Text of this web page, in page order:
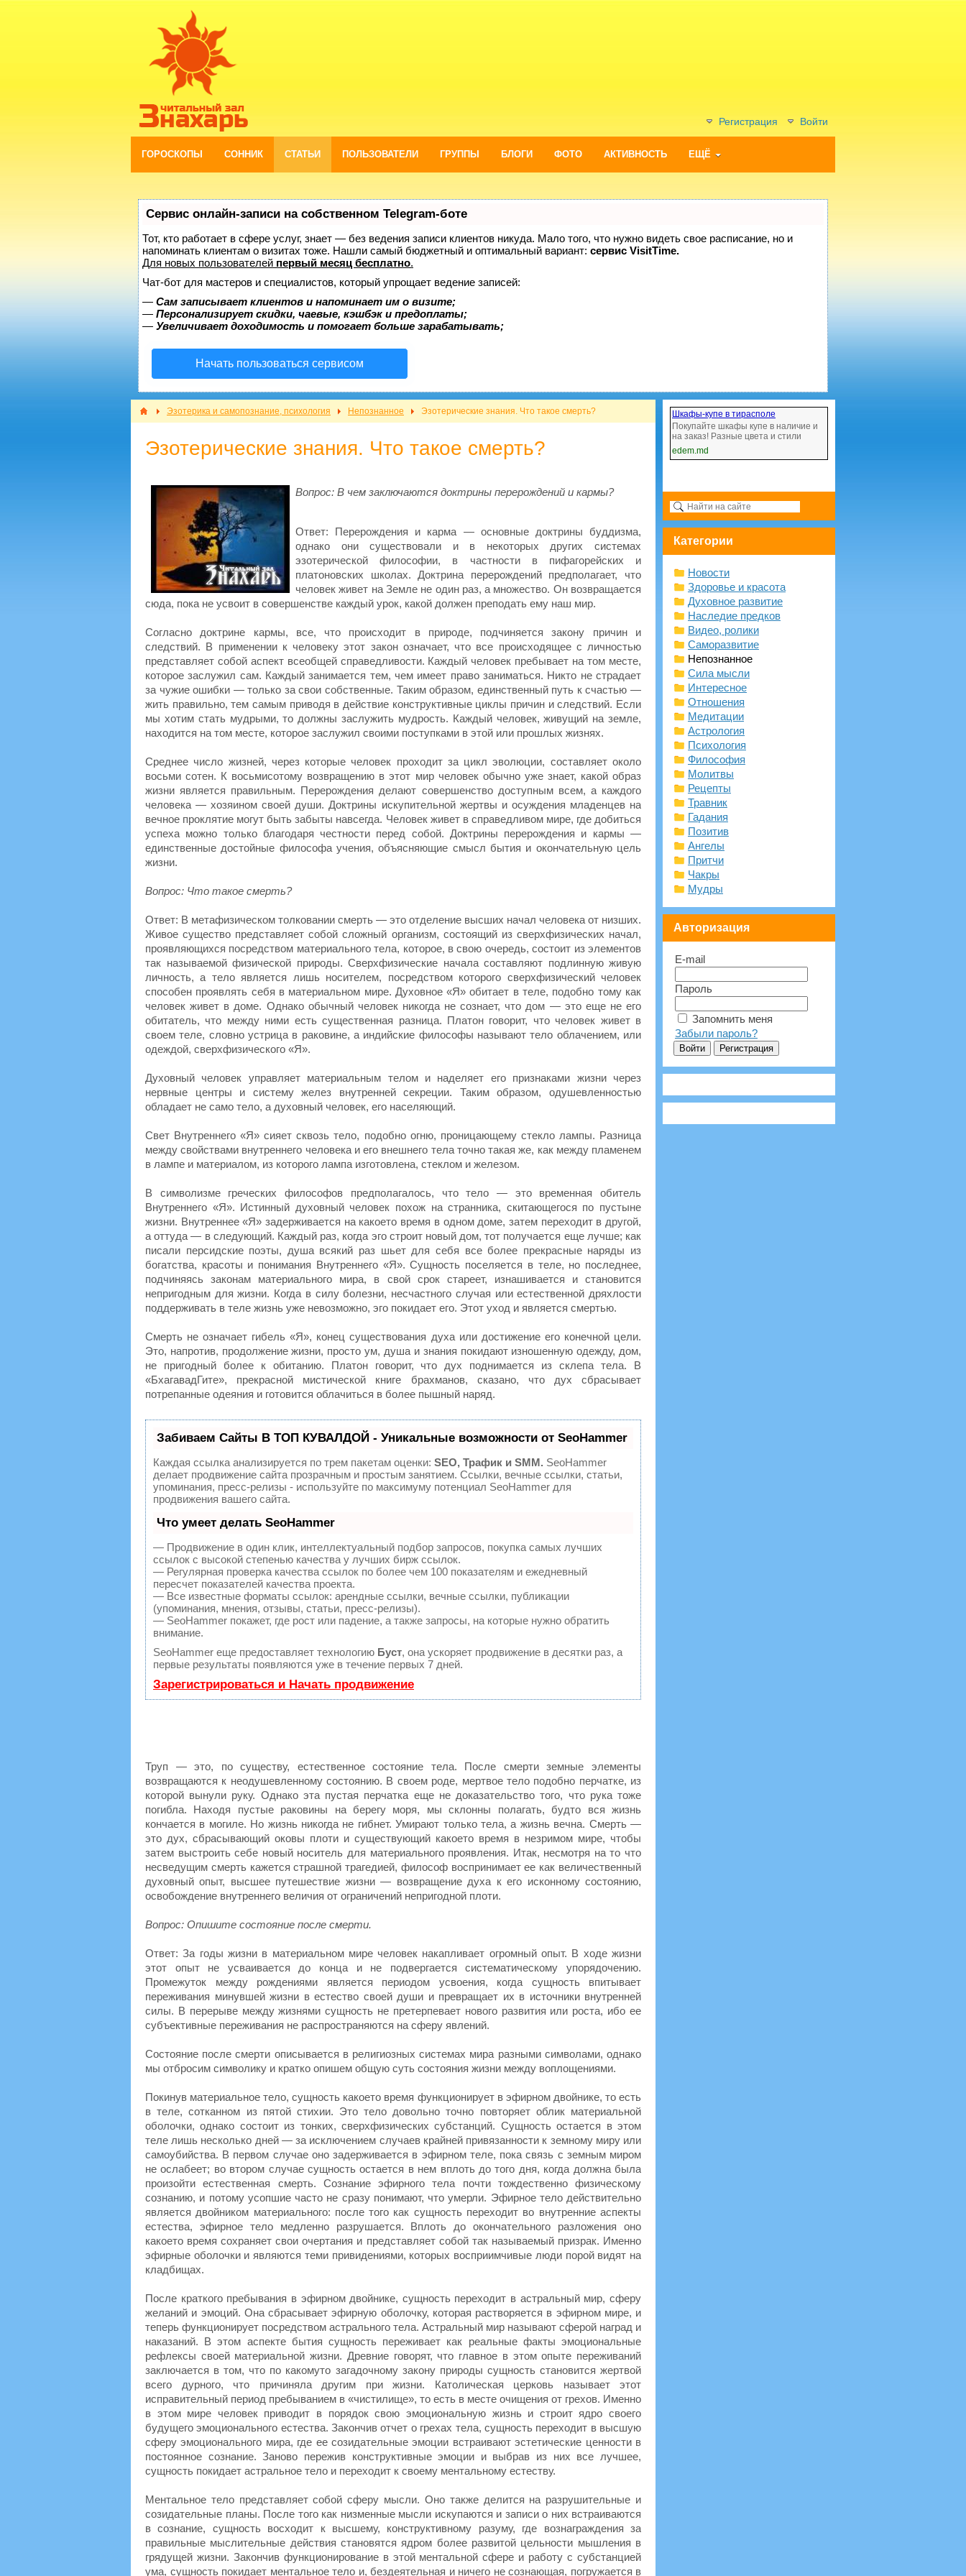
Регистрация Войти
ГОРОСКОПЫ СОННИК СТАТЬИ ПОЛЬЗОВАТЕЛИ ГРУППЫ БЛОГИ ФОТО АКТИВНОСТЬ ЕЩЁ
Сервис онлайн-записи на собственном Telegram-боте
Тот, кто работает в сфере услуг, знает — без ведения записи клиентов никуда. Мало того, что нужно видеть свое расписание, но и
напоминать клиентам о визитах тоже. Нашли самый бюджетный и оптимальный вариант: сервис VisitTime.
Для новых пользователей первый месяц бесплатно.
Чат-бот для мастеров и специалистов, который упрощает ведение записей:
— Сам записывает клиентов и напоминает им о визите;
— Персонализирует скидки, чаевые, кэшбэк и предоплаты;
— Увеличивает доходимость и помогает больше зарабатывать;
Начать пользоваться сервисом
Эзотерика и самопознание, психология Непознанное Эзотерические знания. Что такое смерть?
Эзотерические знания. Что такое смерть?
Вопрос: В чем заключаются доктрины перерождений и кармы?
Ответ: Перерождения и карма — основные доктрины буддизма,
однако они существовали и в некоторых других системах
эзотерической философии, в частности в пифагорейских и
платоновских школах. Доктрина перерождений предполагает, что
человек живет на Земле не один раз, а множество. Он возвращается
сюда, пока не усвоит в совершенстве каждый урок, какой должен преподать ему наш мир.
Согласно доктрине кармы, все, что происходит в природе, подчиняется закону причин и
следствий. В применении к человеку этот закон означает, что все происходящее с личностью
представляет собой аспект всеобщей справедливости. Каждый человек пребывает на том месте,
которое заслужил сам. Каждый занимается тем, чем имеет право заниматься. Никто не страдает
за чужие ошибки — только за свои собственные. Таким образом, единственный путь к счастью —
жить правильно, тем самым приводя в действие конструктивные циклы причин и следствий. Если
мы хотим стать мудрыми, то должны заслужить мудрость. Каждый человек, живущий на земле,
находится на том месте, которое заслужил своими поступками в этой или прошлых жизнях.
Среднее число жизней, через которые человек проходит за цикл эволюции, составляет около
восьми сотен. К восьмисотому возвращению в этот мир человек обычно уже знает, какой образ
жизни является правильным. Перерождения делают совершенство доступным всем, а каждого
человека — хозяином своей души. Доктрины искупительной жертвы и осуждения младенцев на
вечное проклятие могут быть забыты навсегда. Человек живет в справедливом мире, где добиться
успеха можно только благодаря честности перед собой. Доктрины перерождения и кармы —
единственные достойные философа учения, объясняющие смысл бытия и окончательную цель
жизни.
Вопрос: Что такое смерть?
Ответ: В метафизическом толковании смерть — это отделение высших начал человека от низших.
Живое существо представляет собой сложный организм, состоящий из сверхфизических начал,
проявляющихся посредством материального тела, которое, в свою очередь, состоит из элементов
так называемой физической природы. Сверхфизические начала составляют подлинную живую
личность, а тело является лишь носителем, посредством которого сверхфизический человек
способен проявлять себя в материальном мире. Духовное «Я» обитает в теле, подобно тому как
человек живет в доме. Однако обычный человек никогда не сознает, что дом — это еще не его
обитатель, что между ними есть существенная разница. Платон говорит, что человек живет в
своем теле, словно устрица в раковине, а индийские философы называют тело облачением, или
одеждой, сверхфизического «Я».
Духовный человек управляет материальным телом и наделяет его признаками жизни через
нервные центры и систему желез внутренней секреции. Таким образом, одушевленностью
обладает не само тело, а духовный человек, его населяющий.
Свет Внутреннего «Я» сияет сквозь тело, подобно огню, проницающему стекло лампы. Разница
между свойствами внутреннего человека и его внешнего тела точно такая же, как между пламенем
в лампе и материалом, из которого лампа изготовлена, стеклом и железом.
В символизме греческих философов предполагалось, что тело — это временная обитель
Внутреннего «Я». Истинный духовный человек похож на странника, скитающегося по пустыне
жизни. Внутреннее «Я» задерживается на какоето время в одном доме, затем переходит в другой,
а оттуда — в следующий. Каждый раз, когда эго строит новый дом, тот получается еще лучше; как
писали персидские поэты, душа всякий раз шьет для себя все более прекрасные наряды из
богатства, красоты и понимания Внутреннего «Я». Сущность поселяется в теле, но последнее,
подчиняясь законам материального мира, в свой срок стареет, изнашивается и становится
непригодным для жизни. Когда в силу болезни, несчастного случая или естественной дряхлости
поддерживать в теле жизнь уже невозможно, эго покидает его. Этот уход и является смертью.
Смерть не означает гибель «Я», конец существования духа или достижение его конечной цели.
Это, напротив, продолжение жизни, просто ум, душа и знания покидают изношенную одежду, дом,
не пригодный более к обитанию. Платон говорит, что дух поднимается из склепа тела. В
«БхагавадГите», прекрасной мистической книге брахманов, сказано, что дух сбрасывает
потрепанные одеяния и готовится облачиться в более пышный наряд.
Забиваем Сайты В ТОП КУВАЛДОЙ - Уникальные возможности от SeoHammer
Каждая ссылка анализируется по трем пакетам оценки: SEO, Трафик и SMM. SeoHammer
делает продвижение сайта прозрачным и простым занятием. Ссылки, вечные ссылки, статьи,
упоминания, пресс-релизы - используйте по максимуму потенциал SeoHammer для
продвижения вашего сайта.
Что умеет делать SeoHammer
— Продвижение в один клик, интеллектуальный подбор запросов, покупка самых лучших
ссылок с высокой степенью качества у лучших бирж ссылок.
— Регулярная проверка качества ссылок по более чем 100 показателям и ежедневный
пересчет показателей качества проекта.
— Все известные форматы ссылок: арендные ссылки, вечные ссылки, публикации
(упоминания, мнения, отзывы, статьи, пресс-релизы).
— SeoHammer покажет, где рост или падение, а также запросы, на которые нужно обратить
внимание.
SeoHammer еще предоставляет технологию Буст, она ускоряет продвижение в десятки раз, а
первые результаты появляются уже в течение первых 7 дней.
Зарегистрироваться и Начать продвижение
Труп — это, по существу, естественное состояние тела. После смерти земные элементы
возвращаются к неодушевленному состоянию. В своем роде, мертвое тело подобно перчатке, из
которой вынули руку. Однако эта пустая перчатка еще не доказательство того, что рука тоже
погибла. Находя пустые раковины на берегу моря, мы склонны полагать, будто вся жизнь
кончается в могиле. Но жизнь никогда не гибнет. Умирают только тела, а жизнь вечна. Смерть —
это дух, сбрасывающий оковы плоти и существующий какоето время в незримом мире, чтобы
затем выстроить себе новый носитель для материального проявления. Итак, несмотря на то что
несведущим смерть кажется страшной трагедией, философ воспринимает ее как величественный
духовный опыт, высшее путешествие жизни — возвращение духа к его исконному состоянию,
освобождение внутреннего величия от ограничений непригодной плоти.
Вопрос: Опишите состояние после смерти.
Ответ: За годы жизни в материальном мире человек накапливает огромный опыт. В ходе жизни
этот опыт не усваивается до конца и не подвергается систематическому упорядочению.
Промежуток между рождениями является периодом усвоения, когда сущность впитывает
переживания минувшей жизни в естество своей души и превращает их в источники внутренней
силы. В перерыве между жизнями сущность не претерпевает нового развития или роста, ибо ее
субъективные переживания не распространяются на сферу явлений.
Состояние после смерти описывается в религиозных системах мира разными символами, однако
мы отбросим символику и кратко опишем общую суть состояния жизни между воплощениями.
Покинув материальное тело, сущность какоето время функционирует в эфирном двойнике, то есть
в теле, сотканном из пятой стихии. Это тело довольно точно повторяет облик материальной
оболочки, однако состоит из тонких, сверхфизических субстанций. Сущность остается в этом
теле лишь несколько дней — за исключением случаев крайней привязанности к земному миру или
самоубийства. В первом случае оно задерживается в эфирном теле, пока связь с земным миром
не ослабеет; во втором случае сущность остается в нем вплоть до того дня, когда должна была
произойти естественная смерть. Сознание эфирного тела почти тождественно физическому
сознанию, и потому усопшие часто не сразу понимают, что умерли. Эфирное тело действительно
является двойником материального: после того как сущность переходит во внутренние аспекты
естества, эфирное тело медленно разрушается. Вплоть до окончательного разложения оно
какоето время сохраняет свои очертания и представляет собой так называемый призрак. Именно
эфирные оболочки и являются теми привидениями, которых восприимчивые люди порой видят на
кладбищах.
После краткого пребывания в эфирном двойнике, сущность переходит в астральный мир, сферу
желаний и эмоций. Она сбрасывает эфирную оболочку, которая растворяется в эфирном мире, и
теперь функционирует посредством астрального тела. Астральный мир называют сферой наград и
наказаний. В этом аспекте бытия сущность переживает как реальные факты эмоциональные
рефлексы своей материальной жизни. Древние говорят, что главное в этом опыте переживаний
заключается в том, что по какомуто загадочному закону природы сущность становится жертвой
всего дурного, что причиняла другим при жизни. Католическая церковь называет этот
исправительный период пребыванием в «чистилище», то есть в месте очищения от грехов. Именно
в этом мире человек приводит в порядок свою эмоциональную жизнь и строит ядро своего
будущего эмоционального естества. Закончив отчет о грехах тела, сущность переходит в высшую
сферу эмоционального мира, где ее созидательные эмоции встраивают эстетические ценности в
постоянное сознание. Заново пережив конструктивные эмоции и выбрав из них все лучшее,
сущность покидает астральное тело и переходит к своему ментальному естеству.
Ментальное тело представляет собой сферу мысли. Оно также делится на разрушительные и
созидательные планы. После того как низменные мысли искупаются и записи о них встраиваются
в сознание, сущность восходит к высшему, конструктивному разуму, где вознаграждения за
правильные мыслительные действия становятся ядром более развитой цельности мышления в
грядущей жизни. Закончив функционирование в этой ментальной сфере и работу с субстанцией
ума, сущность покидает ментальное тело и, бездеятельная и ничего не сознающая, погружается в
Шкафы-купе в тирасполе
Покупайте шкафы купе в наличие и
на заказ! Разные цвета и стили
edem.md
Категории
Новости
Здоровье и красота
Духовное развитие
Наследие предков
Видео, ролики
Саморазвитие
Непознанное
Сила мысли
Интересное
Отношения
Медитации
Астрология
Психология
Философия
Молитвы
Рецепты
Травник
Гадания
Позитив
Ангелы
Притчи
Чакры
Мудры
Авторизация
E-mail
Пароль
Запомнить меня
Забыли пароль?